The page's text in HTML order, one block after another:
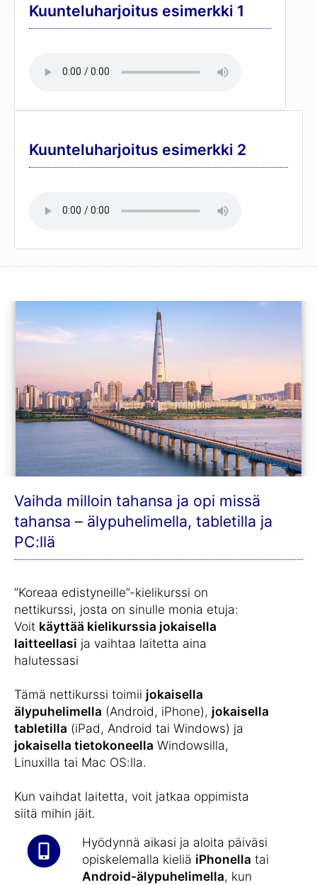
Kuunteluharjoitus esimerkki 1
Kuunteluharjoitus esimerkki 2
Vaihda milloin tahansa ja opi missä
tahansa – älypuhelimella, tabletilla ja
PC:llä
”Koreaa edistyneille”-kielikurssi on
nettikurssi, josta on sinulle monia etuja:
Voit käyttää kielikurssia jokaisella
laitteellasi ja vaihtaa laitetta aina
halutessasi
Tämä nettikurssi toimii jokaisella
älypuhelimella (Android, iPhone), jokaisella
tabletilla (iPad, Android tai Windows) ja
jokaisella tietokoneella Windowsilla,
Linuxilla tai Mac OS:lla.
Kun vaihdat laitetta, voit jatkaa oppimista
siitä mihin jäit.
Hyödynnä aikasi ja aloita päiväsi
opiskelemalla kieliä iPhonella tai
Android-älypuhelimella, kun